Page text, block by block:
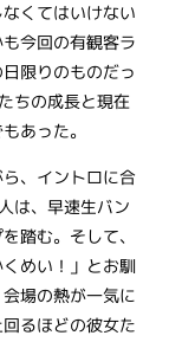
くてはいけない
今回の有観客ラ
限りのものだっ
ちの成長と現在
あった。
、イントロに合
は、早速生バン
踏む。そして、
めい！」とお馴
場の熱が一気に
るほどの彼女た